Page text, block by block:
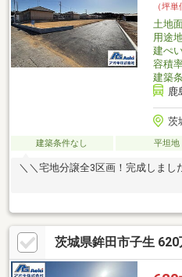
（坪
土地
用途
建ぺ
容積
建築
鹿
茨
建築条件なし 平坦地
＼＼宅地分譲全3区画！完成しまし
茨城県鉾田市子生 620